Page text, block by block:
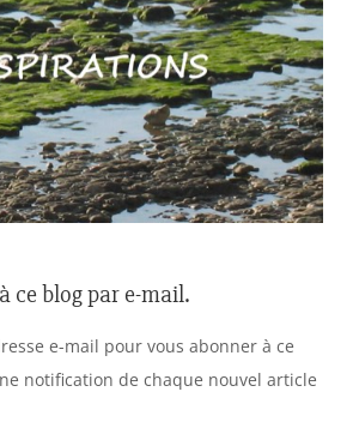
ce blog par e-mail.
e-mail pour vous abonner à ce
notification de chaque nouvel article